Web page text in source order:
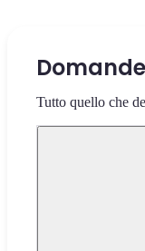
Tutto quello che